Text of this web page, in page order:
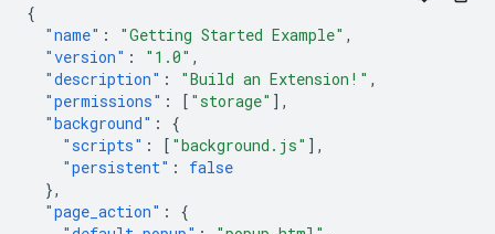
{
"name" : "Getting Started Example" ,
"version" : "1.0" ,
"description" : "Build an Extension!" ,
"permissions" : [ "storage" ],
"background" :
{
"scripts" : [ "background.js" ],
"persistent" :
false
},
"page_action" :
{